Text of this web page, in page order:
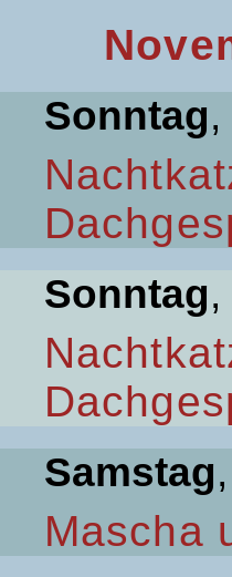
Sonntag
Sonntag
Samstag
Mascha